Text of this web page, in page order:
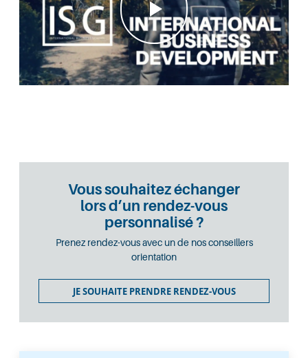
Vous souhaitez échanger
lors d’un rendez-vous
personnalisé ?
Prenez rendez-vous avec un de nos conseillers
orientation
JE SOUHAITE PRENDRE RENDEZ-VOUS